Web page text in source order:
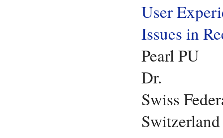
User
Issues in
Pearl PU
Dr.
Swiss
Switzerland